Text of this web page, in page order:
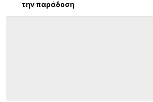
την παράδοση